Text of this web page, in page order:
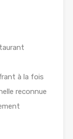
à la fois
reconnue